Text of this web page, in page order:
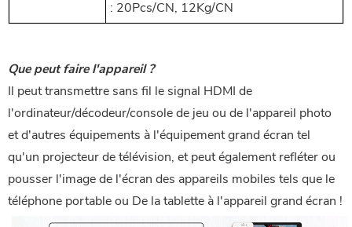
: 20Pcs/CN, 12Kg/CN
Que peut faire l'appareil ?
Il peut transmettre sans fil le signal HDMI de
l'ordinateur/décodeur/console de jeu ou de l'appareil photo
et d'autres équipements à l'équipement grand écran tel
qu'un projecteur de télévision, et peut également refléter ou
pousser l'image de l'écran des appareils mobiles tels que le
téléphone portable ou De la tablette à l'appareil grand écran !